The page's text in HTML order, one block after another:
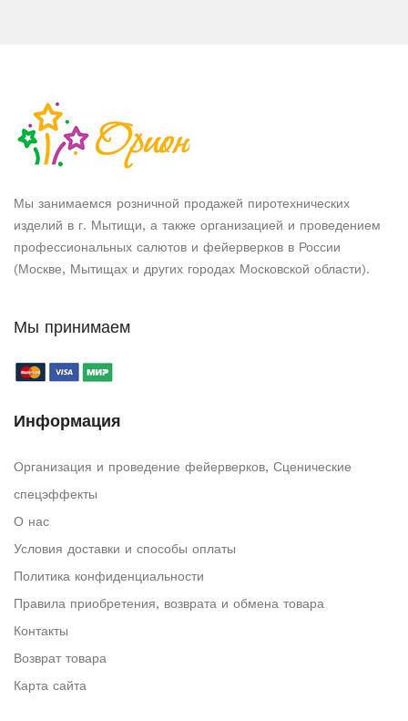
Мы занимаемся розничной продажей пиротехнических
изделий в г. Мытищи, а также организацией и проведением
профессиональных салютов и фейерверков в России
(Москве, Мытищах и других городах Московской области).
Мы принимаем
Информация
Организация и проведение фейерверков, Сценические
спецэффекты
О нас
Условия доставки и способы оплаты
Политика конфиденциальности
Правила приобретения, возврата и обмена товара
Контакты
Возврат товара
Карта сайта